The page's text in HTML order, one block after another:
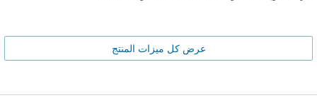
عرض كل ميزات المنتج